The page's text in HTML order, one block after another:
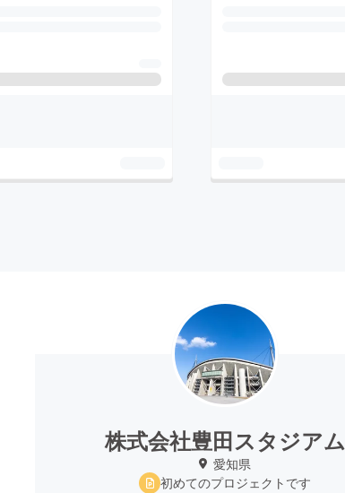
株式会社豊田スタジアム
愛知県
初めてのプロジェクトです